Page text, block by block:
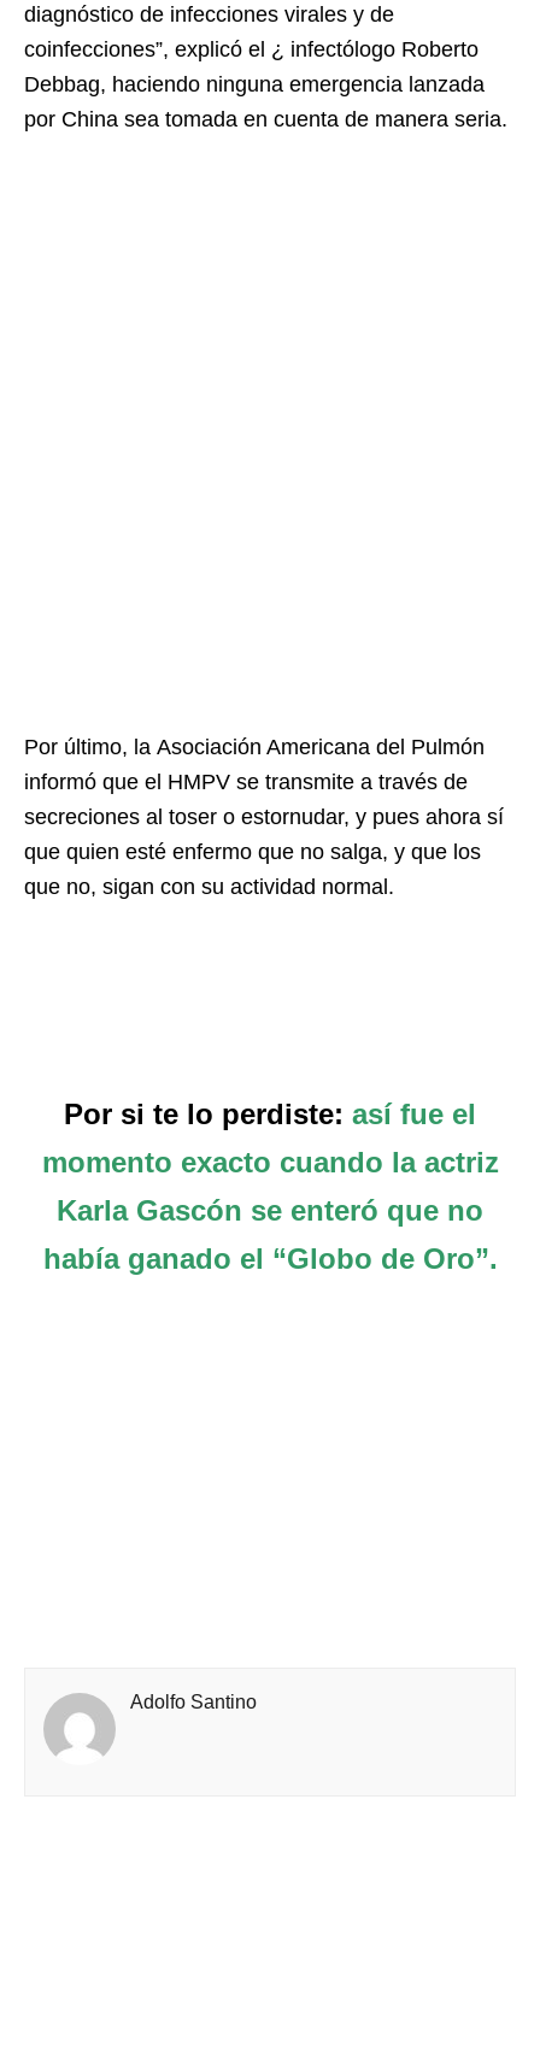
diagnóstico de infecciones virales y de
coinfecciones”, explicó el ¿ infectólogo Roberto
Debbag, haciendo ninguna emergencia lanzada
por China sea tomada en cuenta de manera seria.
Por último, la Asociación Americana del Pulmón
informó que el HMPV se transmite a través de
secreciones al toser o estornudar, y pues ahora sí
que quien esté enfermo que no salga, y que los
que no, sigan con su actividad normal.
Por si te lo perdiste: así fue el
momento exacto cuando la actriz
Karla Gascón se enteró que no
había ganado el “Globo de Oro”.
Adolfo Santino